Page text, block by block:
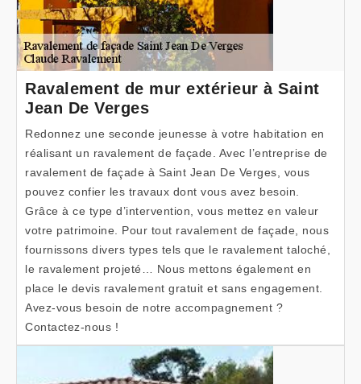
Ravalement de mur extérieur à Saint
Jean De Verges
Redonnez une seconde jeunesse à votre habitation en
réalisant un ravalement de façade. Avec l’entreprise de
ravalement de façade à Saint Jean De Verges, vous
pouvez confier les travaux dont vous avez besoin.
Grâce à ce type d’intervention, vous mettez en valeur
votre patrimoine. Pour tout ravalement de façade, nous
fournissons divers types tels que le ravalement taloché,
le ravalement projeté… Nous mettons également en
place le devis ravalement gratuit et sans engagement.
Avez-vous besoin de notre accompagnement ?
Contactez-nous !